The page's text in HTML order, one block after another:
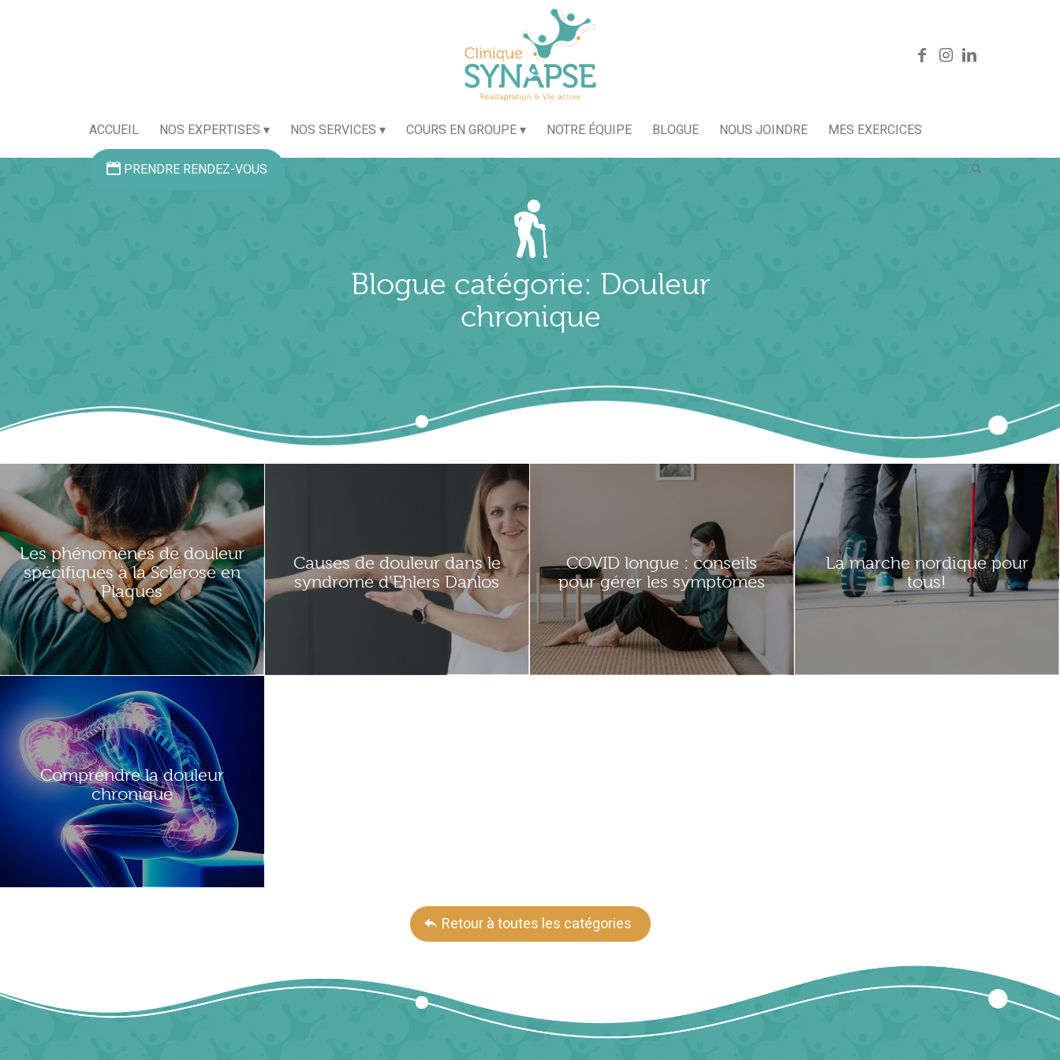
ACCUEIL NOS EXPERTISES NOS SERVICES COURS EN GROUPE NOTRE ÉQUIPE BLOGUE NOUS JOINDRE MES EXERCICES
PRENDRE RENDEZ-VOUS
Blogue catégorie: Douleur
chronique
Les phénomènes de douleur
spécifiques à la Sclérose en
Plaques
Causes de douleur dans le
syndrome d’Ehlers Danlos
COVID longue : conseils
pour gérer les symptômes
La marche nordique pour
tous!
Comprendre la douleur
chronique
Retour à toutes les catégories